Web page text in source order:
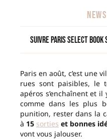
Suivre Paris Select Book
Paris en août, c’est une
rues sont paisibles, le
apéros s’enchaînent et
comme dans les plus
punition, rester dans la
à 15 sorties et bonnes
vont vous jalouser.